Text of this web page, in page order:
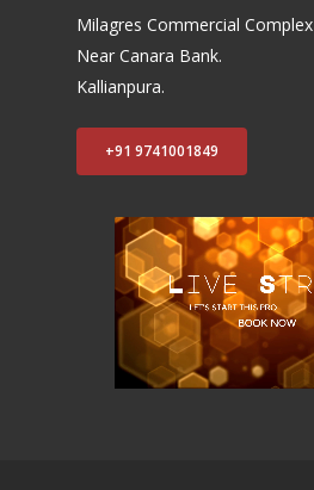
Milagres Commercial Complex
Near Canara Bank.
Kallianpura.
+91 9741001849